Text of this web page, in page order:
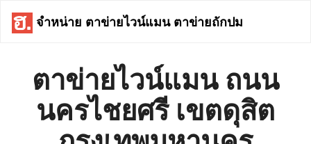
จำหน่าย ตาข่ายไวน์แมน ตาข่ายถักปม
ตาข่ายไวน์แมน ถนน
นครไชยศรี เขตดุสิต